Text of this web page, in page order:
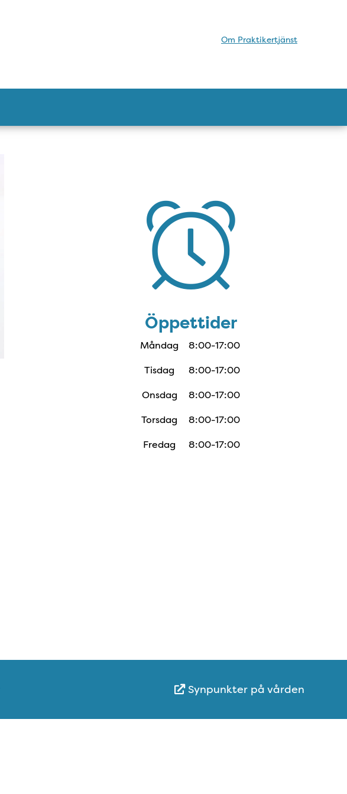
Om Praktikertjänst
Öppettider
Måndag
8:00-17:00
Tisdag
8:00-17:00
Onsdag
8:00-17:00
Torsdag
8:00-17:00
Fredag
8:00-17:00
Synpunkter på vården